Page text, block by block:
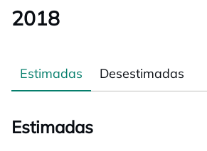
2018
Estimadas Desestimadas
Estimadas